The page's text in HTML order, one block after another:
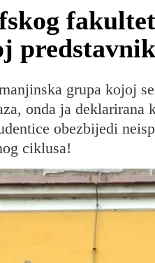
grupa kojoj
onda ja deklarirana
obezbijedi
ciklusa!